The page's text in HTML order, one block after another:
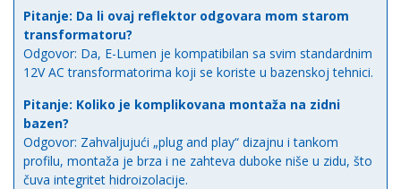
Pitanje: Da li ovaj reflektor odgovara mom starom
transformatoru?
Odgovor: Da, E-Lumen je kompatibilan sa svim standardnim
12V AC transformatorima koji se koriste u bazenskoj tehnici.
Pitanje: Koliko je komplikovana montaža na zidni
bazen?
Odgovor: Zahvaljujući „plug and play“ dizajnu i tankom
profilu, montaža je brza i ne zahteva duboke niše u zidu, što
čuva integritet hidroizolacije.